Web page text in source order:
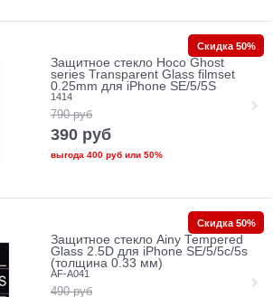
Защитное стекло Hoco Ghost
series Transparent Glass filmset
0.25mm для iPhone SE/5/5S
1414
790 руб
390 руб
выгода 400 рубили 50%
Скидка 50%
Защитное стекло Ainy Tempered
Glass 2.5D для iPhone SE/5/5c/5s
(толщина 0.33 мм)
AF-A041
490 руб
Скидка 50%